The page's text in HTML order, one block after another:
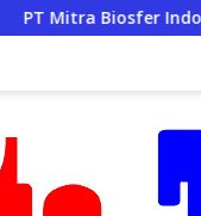
Hadirkan Air